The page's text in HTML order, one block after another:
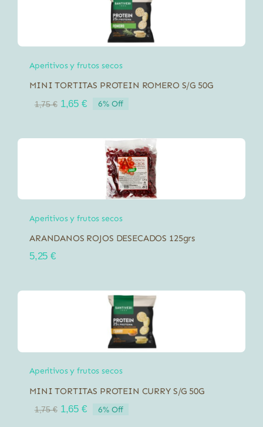
Aperitivos y frutos secos
MINI TORTITAS PROTEIN ROMERO S/G 50G
1,75€ El
era:
1,65 €El
es:
1,65 €.
6% Off
Aperitivos y frutos secos
ARANDANOS ROJOS DESECADOS 125grs
5,25€
Aperitivos y frutos secos
MINI TORTITAS PROTEIN CURRY S/G 50G
1,75€ El
1,65 €El
6% Off